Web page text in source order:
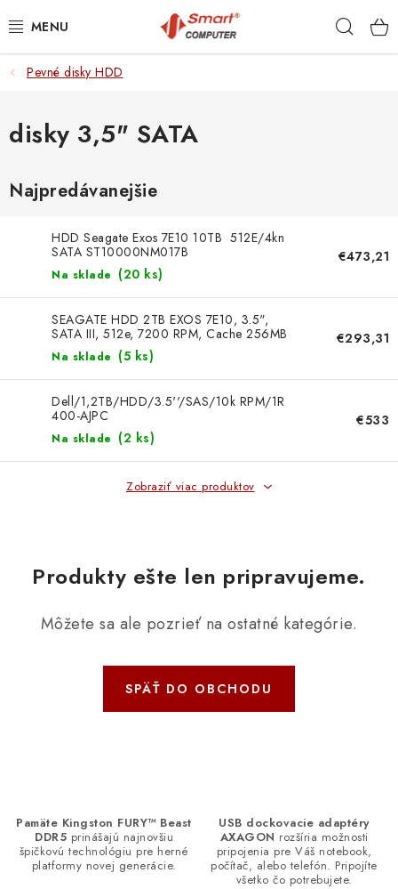
na
NOTEBOOKY
MOBILNÉ ZARIADENIA
TLAČIARNE
ELEKTRONIKA
DOMÁCNOSŤ
: DOBRÁ CENA
: TOP PRODUKTY
: NOVÉ PRODUKTY
Pevné disky HDD
disky 3,5" SATA
Najpredávanejšie
HDD Seagate Exos 7E10 10TB 512E/4kn
SATA ST10000NM017B
Na sklade (20 ks)
€473,21
SEAGATE HDD 2TB EXOS 7E10, 3.5",
SATA III, 512e, 7200 RPM, Cache 256MB
ST2000NM017B Seagate
Na sklade (5 ks)
€293,31
Dell/1,2TB/HDD/3.5''/SAS/10k RPM/1R
400-AJPC
Na sklade (2 ks)
€533
Zobraziť viac produktov
Produkty ešte len pripravujeme.
Môžete sa ale pozrieť na ostatné kategórie.
SPÄŤ DO OBCHODU
Pamäte Kingston FURY™ Beast
DDR5 prinášajú najnovšiu
špičkovú technológiu pre herné
platformy novej generácie.
USB dockovacie adaptéry
AXAGON rozšíria možnosti
pripojenia pre Váš notebook,
počítač, alebo telefón. Pripojíte
všetko čo potrebujete.